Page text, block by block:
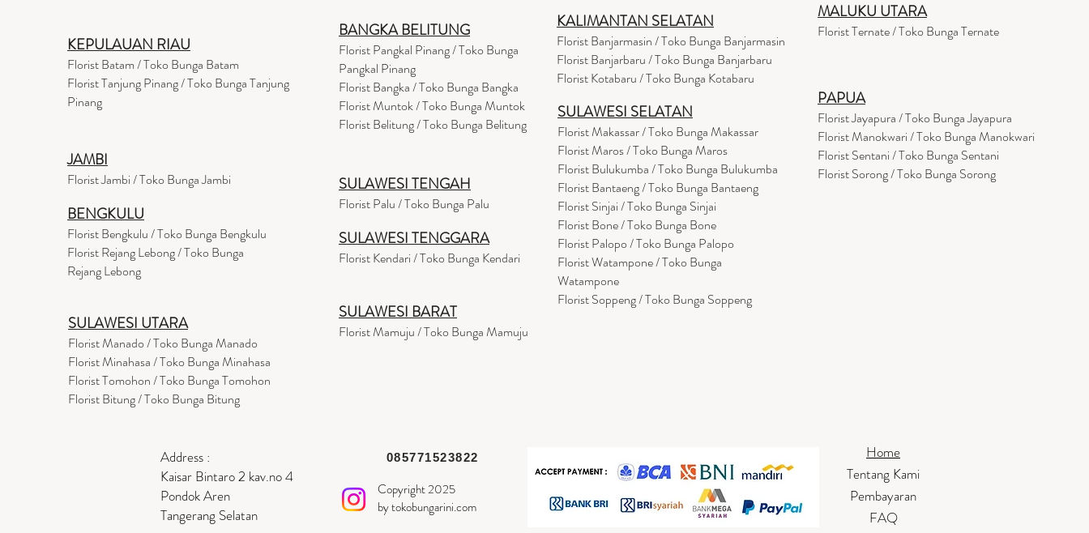
KEPULAUAN RIAU
Florist Batam / Toko Bunga Batam
Florist Tanjung Pinang / Toko Bunga Tanjung
Pinang
JAMBI
Florist Jambi / Toko Bunga Jambi
BENGKULU
Florist Bengkulu / Toko Bunga Bengkulu
Florist Rejang Lebong / Toko Bunga
Rejang Lebong
SULAWESI UTARA
Florist Manado / Toko Bunga Manado
Florist Minahasa / Toko Bunga Minahasa
Florist Tomohon / Toko Bunga Tomohon
Florist Bitung / Toko Bunga Bitung
KALIMANTAN SELATAN
Florist Banjarmasin/ Toko Bunga Banjarmasin
Florist Banjarbaru / Toko Bunga Banjarbaru
Florist Kotabaru / Toko Bunga Kotabaru
BANGKA BELITUNG
Florist Pangkal Pinang / Toko Bunga
Pangkal Pinang
Florist Bangka / Toko Bunga Bangka
Florist Muntok / Toko Bunga Muntok
Florist Belitung / Toko Bunga Belitung
SULAWESI TENGAH
Florist Palu / Toko Bunga Palu
SULAWESI TENGGARA
Florist Kendari / Toko Bunga Kendari
SULAWESI SELATAN
Florist Makassar / Toko Bunga Makassar
Florist Maros / Toko Bunga Maros
Florist Bulukumba / Toko Bunga Bulukumba
Florist Bantaeng / Toko Bunga Bantaeng
Florist Sinjai / Toko Bunga Sinjai
Florist Bone / Toko Bunga Bone
Florist Palopo / Toko Bunga Palopo
Florist Watampone / Toko Bunga
Watampone
Florist Soppeng / Toko Bunga Soppeng
SULAWESI BARAT
Florist Mamuju / Toko Bunga Mamuju
MALUKU UTARA
Florist Ternate / Toko Bunga Ternate
PAPUA
Florist Jayapura / Toko Bunga Jayapura
Florist Manokwari / Toko Bunga Manokwari
Florist Sentani / Toko Bunga Sentani
Florist Sorong / Toko Bunga Sorong
Home
Tentang Kami
Pembayaran
FAQ
Address :
Kaisar Bintaro 2 kav.no 4
Pondok Aren
Tangerang Selatan
Copyright 2025
by tokobungarini.com
085771523822